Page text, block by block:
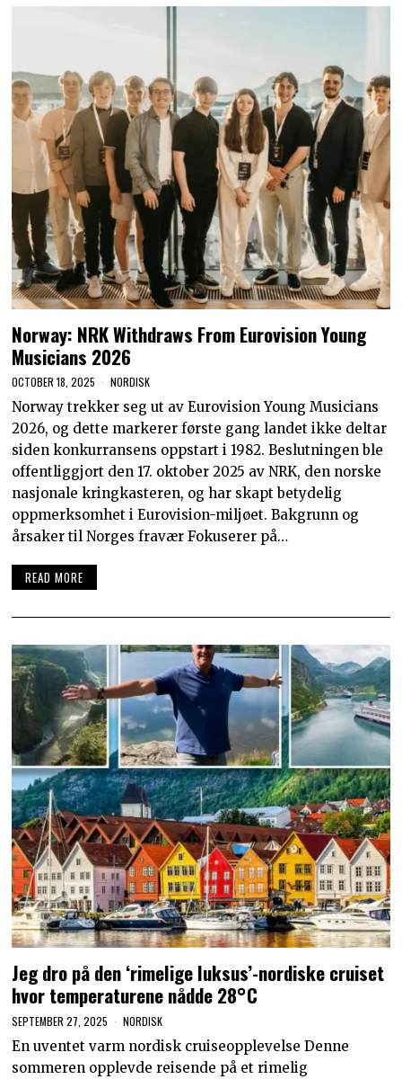
Norway: NRK Withdraws From Eurovision Young
Musicians 2026
OCTOBER 18, 2025 NORDISK
Norway trekker seg ut av Eurovision Young Musicians
2026, og dette markerer første gang landet ikke deltar
siden konkurransens oppstart i 1982. Beslutningen ble
offentliggjort den 17. oktober 2025 av NRK, den norske
nasjonale kringkasteren, og har skapt betydelig
oppmerksomhet i Eurovision-miljøet.​ Bakgrunn og
årsaker til Norges fravær Fokuserer på…
READ MORE
Jeg dro på den ‘rimelige luksus’-nordiske cruiset
hvor temperaturene nådde 28°C
SEPTEMBER 27, 2025 NORDISK
En uventet varm nordisk cruiseopplevelse Denne
sommeren opplevde reisende på et rimelig